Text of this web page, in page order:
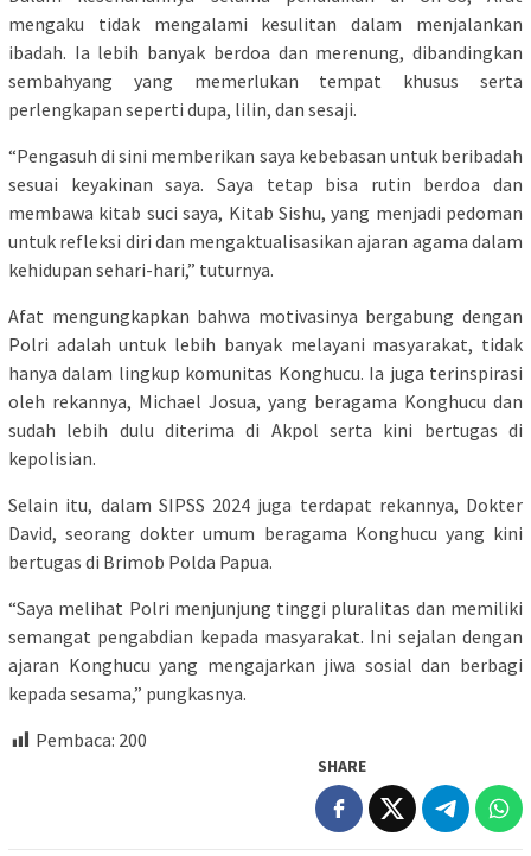
mengaku tidak mengalami kesulitan dalam menjalankan
ibadah. Ia lebih banyak berdoa dan merenung, dibandingkan
sembahyang yang memerlukan tempat khusus serta
perlengkapan seperti dupa, lilin, dan sesaji.
“Pengasuh di sini memberikan saya kebebasan untuk beribadah
sesuai keyakinan saya. Saya tetap bisa rutin berdoa dan
membawa kitab suci saya, Kitab Sishu, yang menjadi pedoman
untuk refleksi diri dan mengaktualisasikan ajaran agama dalam
kehidupan sehari-hari,” tuturnya.
Afat mengungkapkan bahwa motivasinya bergabung dengan
Polri adalah untuk lebih banyak melayani masyarakat, tidak
hanya dalam lingkup komunitas Konghucu. Ia juga terinspirasi
oleh rekannya, Michael Josua, yang beragama Konghucu dan
sudah lebih dulu diterima di Akpol serta kini bertugas di
kepolisian.
Selain itu, dalam SIPSS 2024 juga terdapat rekannya, Dokter
David, seorang dokter umum beragama Konghucu yang kini
bertugas di Brimob Polda Papua.
“Saya melihat Polri menjunjung tinggi pluralitas dan memiliki
semangat pengabdian kepada masyarakat. Ini sejalan dengan
ajaran Konghucu yang mengajarkan jiwa sosial dan berbagi
kepada sesama,” pungkasnya.
Pembaca: 200
SHARE